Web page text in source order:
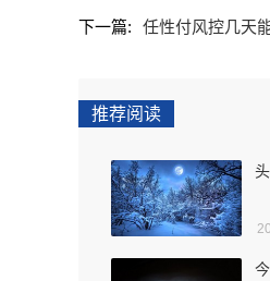
下一篇:
任性付风控几天
推荐阅读